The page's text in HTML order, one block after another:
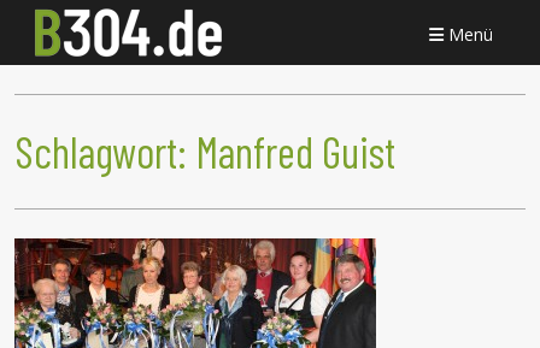
Menü
Schlagwort: Manfred Guist